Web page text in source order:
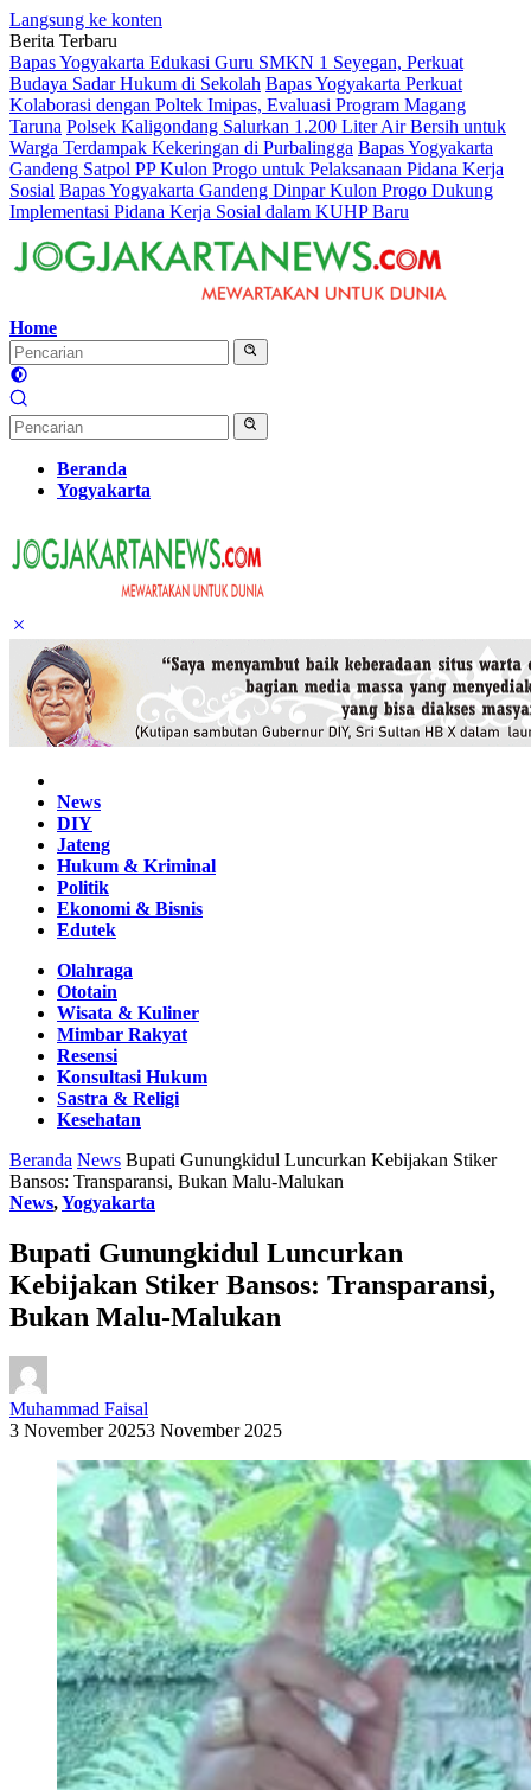
Langsung ke konten
Berita Terbaru
Bapas Yogyakarta Edukasi Guru SMKN 1 Seyegan, Perkuat
Budaya Sadar Hukum di Sekolah Bapas Yogyakarta Perkuat
Kolaborasi dengan Poltek Imipas, Evaluasi Program Magang
Taruna Polsek Kaligondang Salurkan 1.200 Liter Air Bersih untuk
Warga Terdampak Kekeringan di Purbalingga Bapas Yogyakarta
Gandeng Satpol PP Kulon Progo untuk Pelaksanaan Pidana Kerja
Sosial Bapas Yogyakarta Gandeng Dinpar Kulon Progo Dukung
Implementasi Pidana Kerja Sosial dalam KUHP Baru
Home
Beranda
Yogyakarta
News
DIY
Jateng
Hukum & Kriminal
Politik
Ekonomi & Bisnis
Edutek
Olahraga
Ototain
Wisata & Kuliner
Mimbar Rakyat
Resensi
Konsultasi Hukum
Sastra & Religi
Kesehatan
Beranda News Bupati Gunungkidul Luncurkan Kebijakan Stiker
Bansos: Transparansi, Bukan Malu-Malukan
News,Yogyakarta
Bupati Gunungkidul Luncurkan
Kebijakan Stiker Bansos: Transparansi,
Bukan Malu-Malukan
Muhammad Faisal
3 November 20253 November 2025